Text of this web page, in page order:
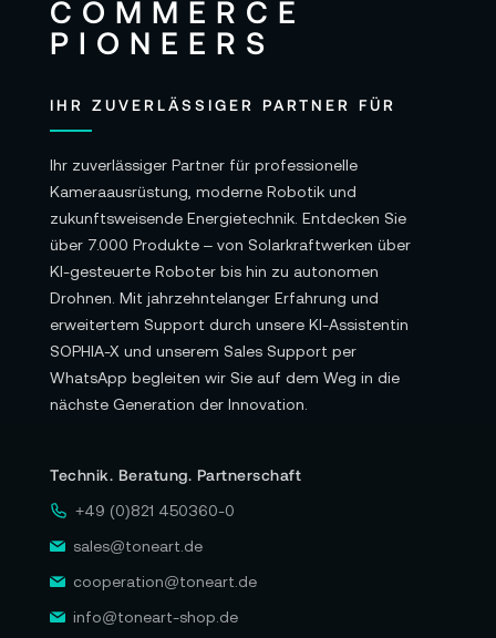
IHR ZUVERLÄSSIGER PARTNER FÜR
Ihr zuverlässiger Partner für professionelle
Kameraausrüstung, moderne Robotik und
zukunftsweisende Energietechnik. Entdecken Sie
über 7.000 Produkte – von Solarkraftwerken über
KI-gesteuerte Roboter bis hin zu autonomen
Drohnen. Mit jahrzehntelanger Erfahrung und
erweitertem Support durch unsere KI-Assistentin
SOPHIA-X und unserem Sales Support per
WhatsApp begleiten wir Sie auf dem Weg in die
nächste Generation der Innovation.
Technik. Beratung. Partnerschaft
+49 (0)821 450360-0
sales@toneart.de
cooperation@toneart.de
info@toneart-shop.de